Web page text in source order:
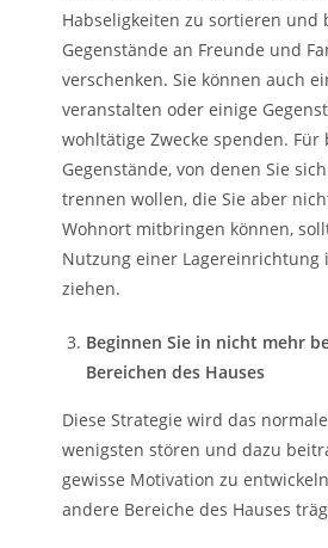
Habseligkeiten zu sortieren und
Gegenstände an Freunde und
verschenken. Sie können auch
veranstalten oder einige
wohltätige Zwecke spenden. Für
Gegenstände, von denen Sie
trennen wollen, die Sie aber
Wohnort mitbringen können,
Nutzung einer Lagereinrichtung
ziehen.
Beginnen Sie in nicht mehr
Bereichen des Hauses
Diese Strategie wird das
wenigsten stören und dazu
gewisse Motivation zu
andere Bereiche des Hauses